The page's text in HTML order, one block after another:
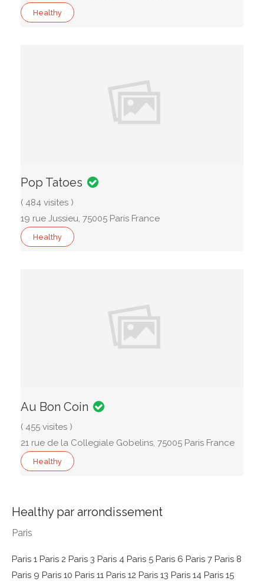
Healthy par arrondissement
Paris
Paris 1 Paris 2 Paris 3 Paris 4 Paris 5 Paris 6 Paris 7 Paris 8
Paris 9 Paris 10 Paris 11 Paris 12 Paris 13 Paris 14 Paris 15
Healthy
Pop Tatoes
( 484 visites )
19 rue Jussieu, 75005 Paris France
Healthy
Au Bon Coin
( 455 visites )
21 rue de la Collegiale Gobelins, 75005 Paris France
Healthy